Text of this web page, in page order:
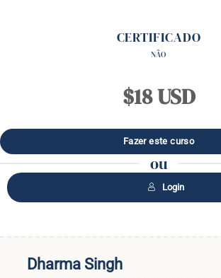
CERTIFICADO
NÃO
$18 USD
ou
Login
Dharma Singh